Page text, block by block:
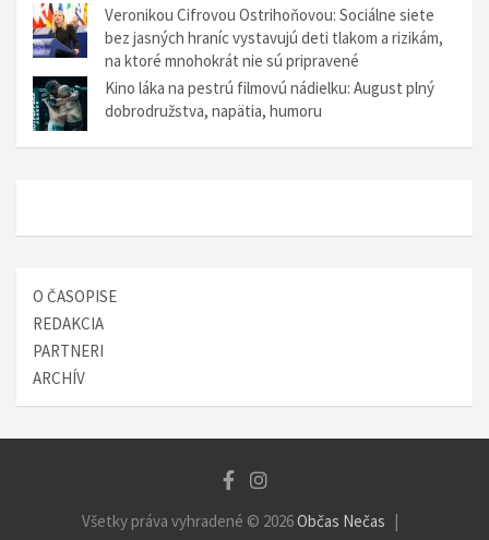
Veronikou Cifrovou Ostrihoňovou: Sociálne siete
bez jasných hraníc vystavujú deti tlakom a rizikám,
na ktoré mnohokrát nie sú pripravené
Kino láka na pestrú filmovú nádielku: August plný
dobrodružstva, napätia, humoru
O ČASOPISE
REDAKCIA
PARTNERI
ARCHÍV
Všetky práva vyhradené © 2026Občas Nečas